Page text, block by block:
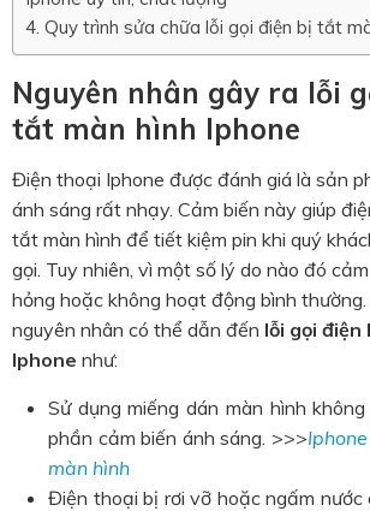
Quy trình sửa chữa lỗi gọi điện bị tắt
Nguyên nhân gây ra lỗi
tắt màn hình Iphone
Điện thoại Iphone được đánh giá là sản
ánh sáng rất nhạy. Cảm biến này giúp
tắt màn hình để tiết kiệm pin khi quý
gọi. Tuy nhiên, vì một số lý do nào đó
hỏng hoặc không hoạt động bình
nguyên nhân có thể dẫn đến lỗi gọi
Iphone như:
Sử dụng miếng dán màn hình
phần cảm biến ánh sáng. >>>
màn hình
Điện thoại bị rơi vỡ hoặc ngấm nước